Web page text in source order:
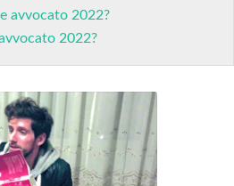
avvocato 2022?
2022?